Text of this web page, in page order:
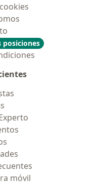
posiciones
móvil